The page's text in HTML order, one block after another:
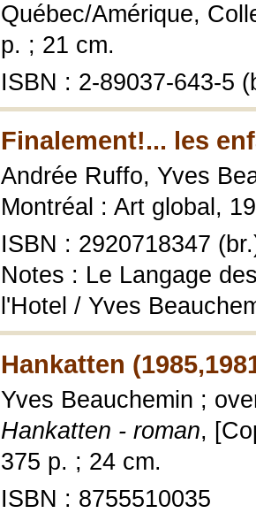
Québec/Amérique,
p. ; 21 cm.
ISBN : 2-89037-643-5
Finalement!... les
Andrée Ruffo, Yves
Montréal : Art global,
ISBN : 2920718347
Notes : Le Langage
l'Hotel / Yves
Hankatten
Yves Beauchemin ;
Hankatten - roman,
375 p. ; 24 cm.
ISBN : 8755510035